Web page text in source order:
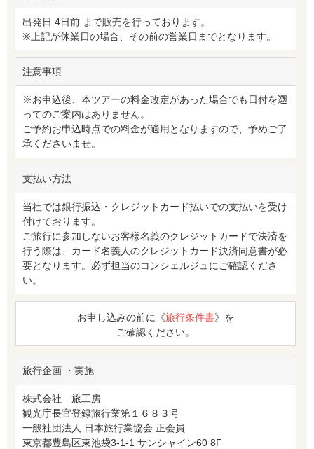
出発日 4日前 まで販売を行っております。
※上記が休業日の場合、その前の営業日までとなります。
注意事項
※お申込後、本ツアーの料金改定があった場合でも日付を遡
ってのご案内はありません。
ご予約お申込時点での料金が適用となりますので、予めご了
承くださいませ。
支払い方法
当社では銀行振込・クレジットカード払いでの支払いを受け
付けております。
ご旅行に参加しないお客様名義のクレジットカードで決済を
行う際は、カード名義人のクレジットカード決済同意書が必
要となります。必ず担当のコンシェルジュにご確認くださ
い。
お申し込みの前に《旅行条件書》を
ご確認ください。
旅行企画 ・実施
株式会社 旅工房
観光庁長官登録旅行業第１６８３号
一般社団法人 日本旅行業協会 正会員
東京都豊島区東池袋3-1-1 サンシャイン60 8F